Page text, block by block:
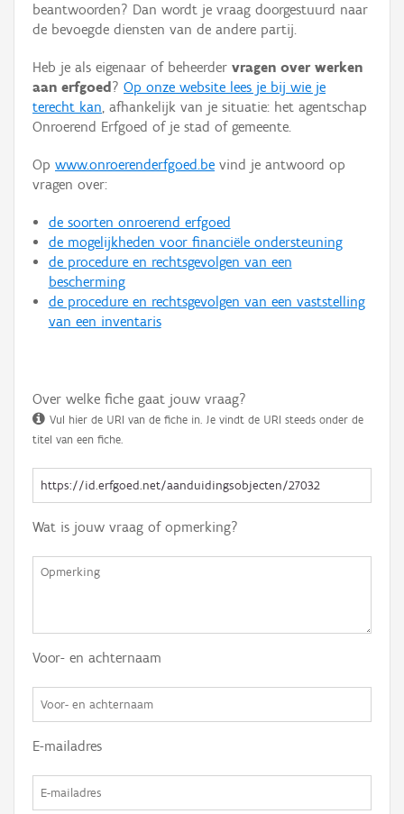
Persoon of collectief
Hergebruik
Aanmelden
beantwoorden? Dan wordt je vraag doorgestuurd naar
de bevoegde diensten van de andere partij.
Heb je als eigenaar of beheerder vragen over werken
aan erfgoed ? Op onze website lees je bij wie je
terecht kan, afhankelijk van je situatie: het agentschap
Onroerend Erfgoed of je stad of gemeente.
Op www.onroerenderfgoed.be vind je antwoord op
vragen over:
de soorten onroerend erfgoed
de mogelijkheden voor financiële ondersteuning
de procedure en rechtsgevolgen van een
bescherming
de procedure en rechtsgevolgen van een vaststelling
van een inventaris
Over welke fiche gaat jouw vraag?
Vul hier de URI van de fiche in. Je vindt de URI steeds onder de
titel van een fiche.
Wat is jouw vraag of opmerking?
Voor- en achternaam
E-mailadres